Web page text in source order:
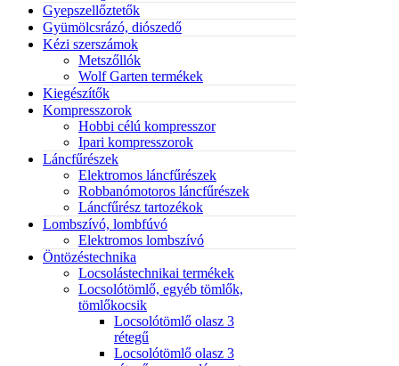
Gyepszellőztetők
Gyümölcsrázó, diószedő
Kézi szerszámok
Metszőllók
Wolf Garten termékek
Kiegészítők
Kompresszorok
Hobbi célú kompresszor
Ipari kompresszorok
Láncfűrészek
Elektromos láncfűrészek
Robbanómotoros láncfűrészek
Láncfűrész tartozékok
Lombszívó, lombfúvó
Elektromos lombszívó
Öntözéstechnika
Locsolástechnikai termékek
Locsolótömlő, egyéb tömlők,
tömlőkocsik
Locsolótömlő olasz 3
rétegű
Locsolótömlő olasz 3